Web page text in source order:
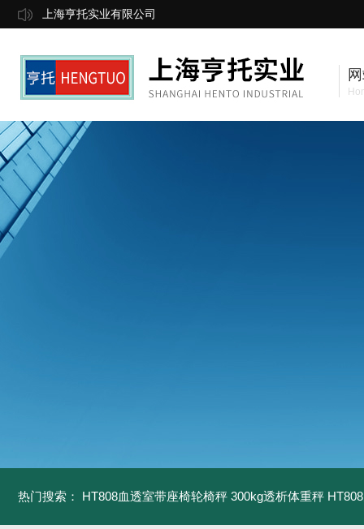
上海亨托实业有限公司
热门搜索： HT808血透室带座椅轮椅秤 300kg透析体重秤